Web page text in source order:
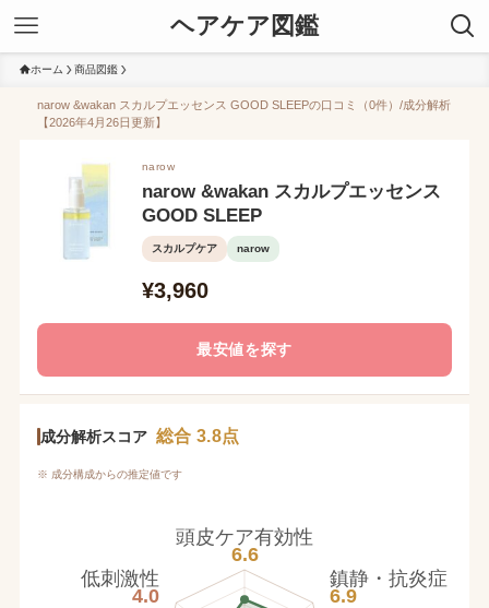
ヘアケア図鑑
ホーム 商品図鑑
narow &wakan スカルプエッセンス GOOD SLEEPの口コミ（0件）/成分解析
【2026年4月26日更新】
narow
narow &wakan スカルプエッセンス
GOOD SLEEP
スカルプケア narow
¥3,960
最安値を探す
成分解析スコア 総合 3.8点
※ 成分構成からの推定値です
頭皮ケア有効性
6.6
鎮静・抗炎症
6.9
低刺激性
4.0